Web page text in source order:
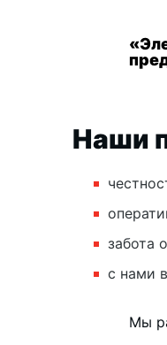
Наши
забота
с нами
Мы